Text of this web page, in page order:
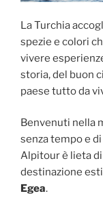
La Turchia
spezie e colori
vivere
storia, del buon
paese tutto da
Benvenuti nella
senza tempo e
Alpitour è lieta
destinazione
Egea.